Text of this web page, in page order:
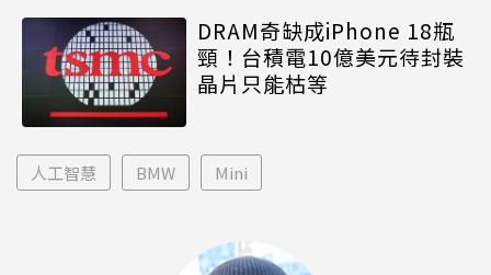
DRAM奇缺成iPhone 18瓶
頸！台積電10億美元待封裝
晶片只能枯等
人工智慧 BMW Mini